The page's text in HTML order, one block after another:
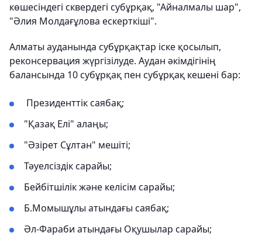
көшесіндегі сквердегі субұрқақ, "Айналмалы шар",
"Әлия Молдағұлова ескерткіші".
Алматы ауданында субұрқақтар іске қосылып,
реконсервация жүргізілуде. Аудан әкімдігінің
балансында 10 субұрқақ пен субұрқақ кешені бар:
Президенттік саябақ;
"Қазақ Елі" алаңы;
"Әзірет Сұлтан" мешіті;
Тәуелсіздік сарайы;
Бейбітшілік және келісім сарайы;
Б.Момышұлы атындағы саябақ;
Әл-Фараби атындағы Оқушылар сарайы;